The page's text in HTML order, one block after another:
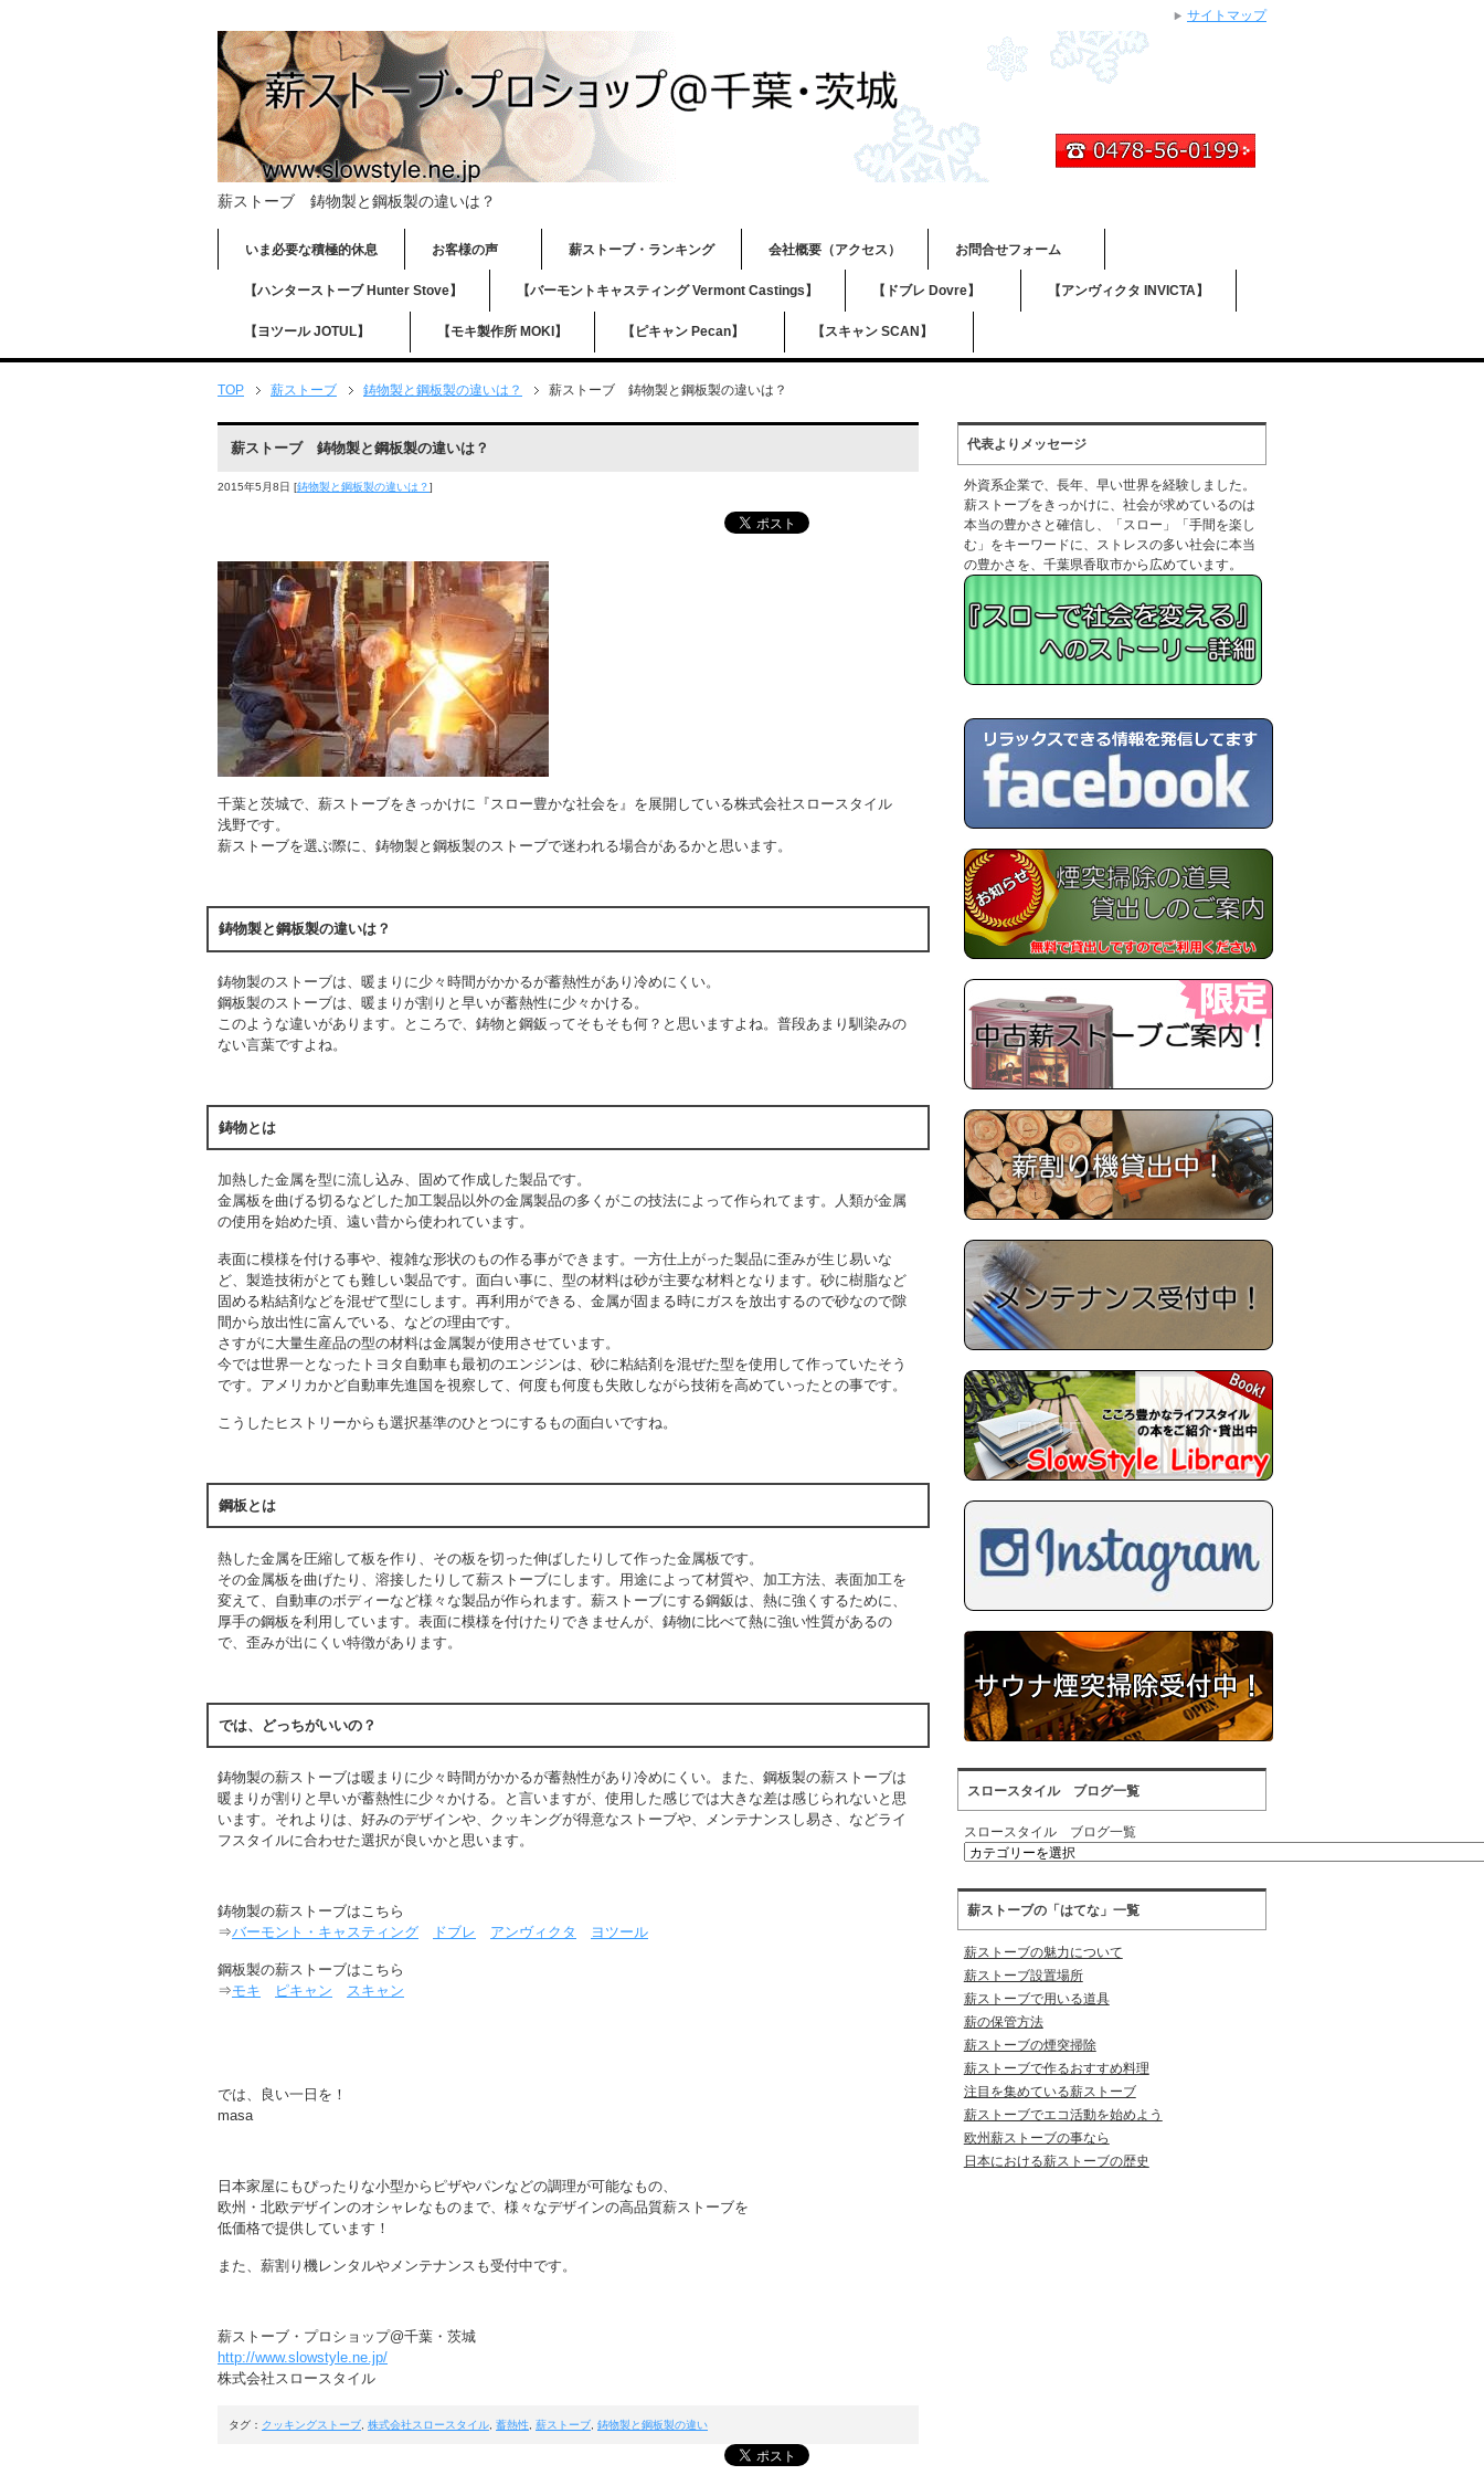
薪ストーブ 鋳物製と鋼板製の違いは？
いま必要な積極的休息 お客様の声 薪ストーブ・ランキング 会社概要（アクセス） お問合せフォーム
【ハンターストーブ Hunter Stove】 【バーモントキャスティング Vermont Castings】 【ドブレ Dovre】 【アンヴィクタ INVICTA】
【ヨツール JOTUL】 【モキ製作所 MOKI】 【ピキャン Pecan】 【スキャン SCAN】
TOP 薪ストーブ 鋳物製と鋼板製の違いは？ 薪ストーブ 鋳物製と鋼板製の違いは？
薪ストーブ 鋳物製と鋼板製の違いは？
2015年5月8日 [鋳物製と鋼板製の違いは？]
千葉と茨城で、薪ストーブをきっかけに『スロー豊かな社会を』を展開している株式会社スロースタイル
浅野です。
薪ストーブを選ぶ際に、鋳物製と鋼板製のストーブで迷われる場合があるかと思います。
鋳物製と鋼板製の違いは？
鋳物製のストーブは、暖まりに少々時間がかかるが蓄熱性があり冷めにくい。
鋼板製のストーブは、暖まりが割りと早いが蓄熱性に少々かける。
このような違いがあります。ところで、鋳物と鋼鈑ってそもそも何？と思いますよね。普段あまり馴染みの
ない言葉ですよね。
鋳物とは
加熱した金属を型に流し込み、固めて作成した製品です。
金属板を曲げる切るなどした加工製品以外の金属製品の多くがこの技法によって作られてます。
人類が金属
の使用を始めた頃、遠い昔から使われています。
表面に模様を付ける事や、複雑な形状のもの作る事ができます。一方仕上がった製品に歪みが生じ易いな
ど、製造技術がとても難しい製品です。 面白い事に、型の材料は砂が主要な材料となります。砂に樹脂など
固める粘結剤などを混ぜて型にします。 再利用ができる、金属が固まる時にガスを放出するので砂なので隙
間から放出性に富んでいる、などの理由です。
さすがに大量生産品の型の材料は金属製が使用させています。
今では世界一となったトヨタ自動車も最初のエンジンは、砂に粘結剤を混ぜた型を使用して作っていたそう
です。アメリカかど自動車先進国を視察して、何度も何度も失敗しながら技術を高めていったとの事です。
こうしたヒストリーからも選択基準のひとつにするもの面白いですね。
鋼板とは
熱した金属を圧縮して板を作り、その板を切った伸ばしたりして作った金属板です。
その金属板を曲げたり、溶接したりして薪ストーブにします。用途によって材質や、加工方法、表面加工を
変えて、自動車のボディーなど様々な製品が作られます。 薪ストーブにする鋼鈑は、熱に強くするために、
厚手の鋼板を利用しています。表面に模様を付けたりできませんが、鋳物に比べて熱に強い性質があるの
で、歪みが出にくい特徴があります。
では、どっちがいいの？
鋳物製の薪ストーブは暖まりに少々時間がかかるが蓄熱性があり冷めにくい。また、 鋼板製の薪ストーブは
暖まりが割りと早いが蓄熱性に少々かける。と言いますが、使用した感じでは大きな差は感じられないと思
います。それよりは 、好みのデザインや、クッキングが得意なストーブや、メンテナンスし易さ、などライ
フスタイルに合わせた選択が良いかと思います。
鋳物製の薪ストーブはこちら
⇒バーモント・キャスティング ドブレ アンヴィクタ ヨツール
鋼板製の薪ストーブはこちら
⇒モキ ピキャン スキャン
では、良い一日を！
masa
日本家屋にもぴったりな小型からピザやパンなどの調理が可能なもの、
欧州・北欧デザインのオシャレなものまで、様々なデザインの高品質薪ストーブを
低価格で提供しています！
また、薪割り機レンタルやメンテナンスも受付中です。
薪ストーブ・プロショップ@千葉・茨城
http://www.slowstyle.ne.jp/
株式会社スロースタイル
タグ： クッキングストーブ 株式会社スロースタイル 蓄熱性 薪ストーブ 鋳物製と鋼板製の違い
代表よりメッセージ
外資系企業で、長年、早い世界を経験しました。
薪ストーブをきっかけに、社会が求めているのは
本当の豊かさと確信し、「スロー」「手間を楽し
む」をキーワードに、ストレスの多い社会に本当
の豊かさを、千葉県香取市から広めています。
スロースタイル ブログ一覧
スロースタイル ブログ一覧
薪ストーブの「はてな」一覧
薪ストーブの魅力について
薪ストーブ設置場所
薪ストーブで用いる道具
薪の保管方法
薪ストーブの煙突掃除
薪ストーブで作るおすすめ料理
注目を集めている薪ストーブ
薪ストーブでエコ活動を始めよう
欧州薪ストーブの事なら
日本における薪ストーブの歴史
サイトマップ